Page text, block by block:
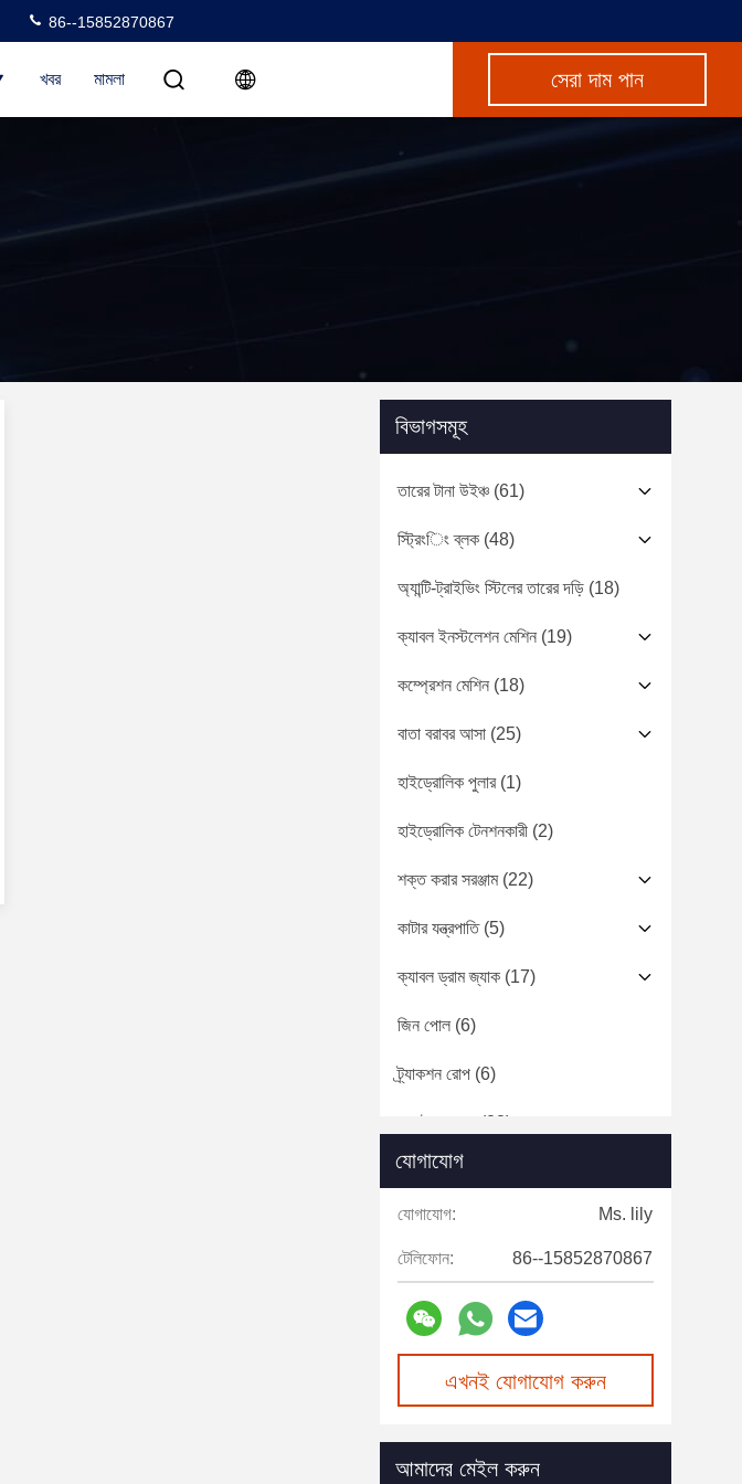
86--15852870867
খবর মামলা সেরা দাম পান
বিভাগসমূহ
তারের টানা উইঞ্চ (61)
স্ট্রিংিং ব্লক (48)
অ্যান্টি-ট্রাইভিং স্টিলের তারের দড়ি (18)
ক্যাবল ইনস্টলেশন মেশিন (19)
কম্প্রেশন মেশিন (18)
বাতা বরাবর আসা (25)
হাইড্রোলিক পুলার(1)
হাইড্রোলিক টেনশনকারী (2)
শক্ত করার সরঞ্জাম(22)
কাটার যন্ত্রপাতি(5)
ক্যাবল ড্রাম জ্যাক (17)
জিন পোল (6)
ট্র্যাকশন রোপ (6)
কন্ডাক্টর সরঞ্জাম (23)
উত্তাপযুক্ত মই
যোগাযোগ
যোগাযোগ: Ms. lily
টেলিফোন: 86--15852870867
এখনই যোগাযোগ করুন
আমাদের মেইল করুন